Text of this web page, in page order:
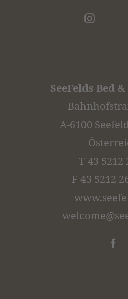
SeeFelds Bed
A-6100
T 43 5212
F 43 5212
welcome@